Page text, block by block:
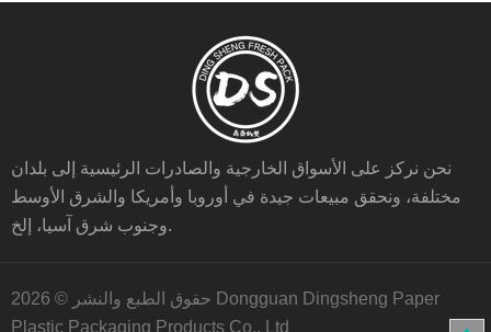
نحن نركز على الأسواق الخارجية والصادرات الرئيسية إلى بلدان
مختلفة، ونحقق مبيعات جيدة في أوروبا وأمريكا والشرق الأوسط
وجنوب شرق آسيا، إلخ.
حقوق الطبع والنشر © 2026 Dongguan Dingsheng Paper
Plastic Packaging Products Co., Ltd